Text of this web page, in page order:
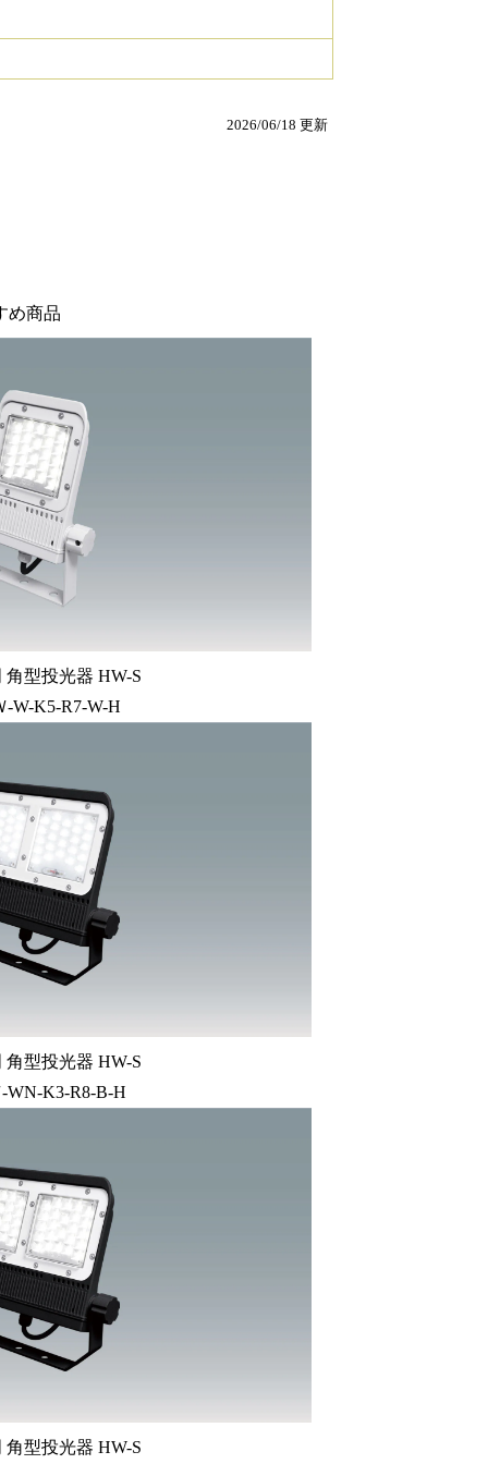
2026/06/18 更新
め商品
角型投光器 HW-S
-W-K5-R7-W-H
角型投光器 HW-S
WN-K3-R8-B-H
角型投光器 HW-S